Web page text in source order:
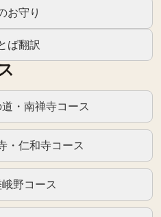
お守り
ば翻訳
・南禅寺コース
・仁和寺コース
野コース